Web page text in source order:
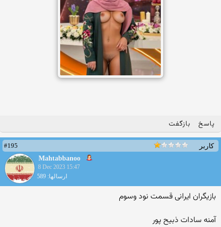
پاسخ بازگفت
کاربر
#195
Mahtabbanoo
8 Dec 2023 15:47
ارسالها: 589
بازیگران ایرانی قسمت نود وسوم
آمنه سادات ذبیح پور